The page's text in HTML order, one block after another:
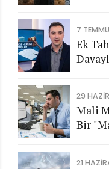
7
Ek
29
Mali
Bir
21